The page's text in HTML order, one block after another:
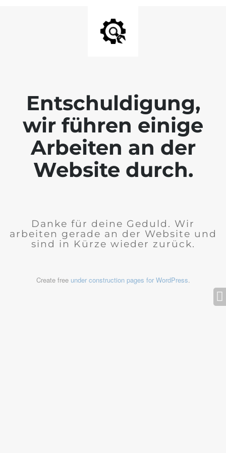
Entschuldigung,
wir führen einige
Arbeiten an der
Website durch.
Danke für deine Geduld. Wir
arbeiten gerade an der Website und
sind in Kürze wieder zurück.
Create free under construction pages for WordPress.